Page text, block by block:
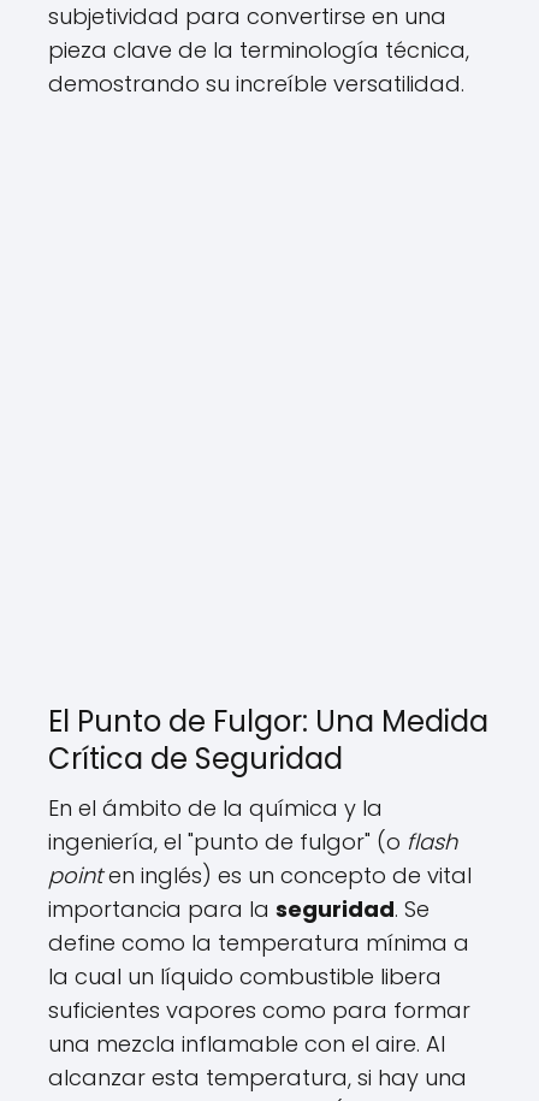
subjetividad para convertirse en una
pieza clave de la terminología técnica,
demostrando su increíble versatilidad.
El Punto de Fulgor: Una Medida
Crítica de Seguridad
En el ámbito de la química y la
ingeniería, el "punto de fulgor" (o flash
pointen inglés) es un concepto de vital
importancia para la seguridad. Se
define como la temperatura mínima a
la cual un líquido combustible libera
suficientes vapores como para formar
una mezcla inflamable con el aire. Al
alcanzar esta temperatura, si hay una